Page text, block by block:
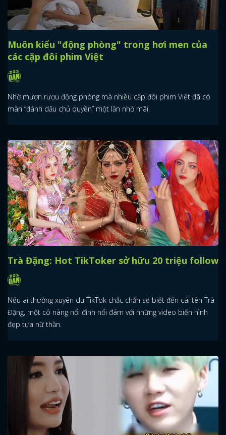
Muôn kiểu "động phòng" trong hơi men của
các cặp đôi phim Việt
Nhờ mượn rượu động phòng mà nhiều cặp đôi phim Việt đã có
màn “đánh dấu chủ quyền” một lần nhớ mãi.
Trà Đặng: Hot TikToker sở hữu 20 triệu follow
Nếu ai thường xuyên du TikTok chắc chắn sẽ biết đến cái tên Trà
Đặng, một cô nàng nổi đình nổi đám với những video biến hình
đẹp tựa nữ thần.